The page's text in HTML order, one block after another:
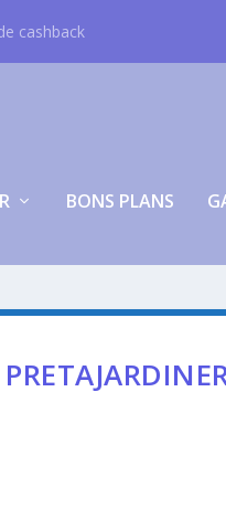
cashback
BONS PLANS